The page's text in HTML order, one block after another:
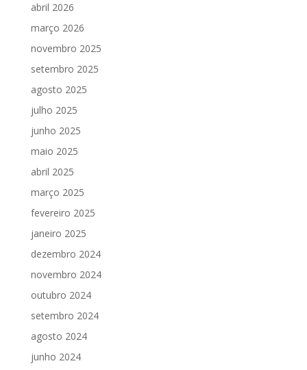
abril 2026
março 2026
novembro 2025
setembro 2025
agosto 2025
julho 2025
junho 2025
maio 2025
abril 2025
março 2025
fevereiro 2025
janeiro 2025
dezembro 2024
novembro 2024
outubro 2024
setembro 2024
agosto 2024
junho 2024